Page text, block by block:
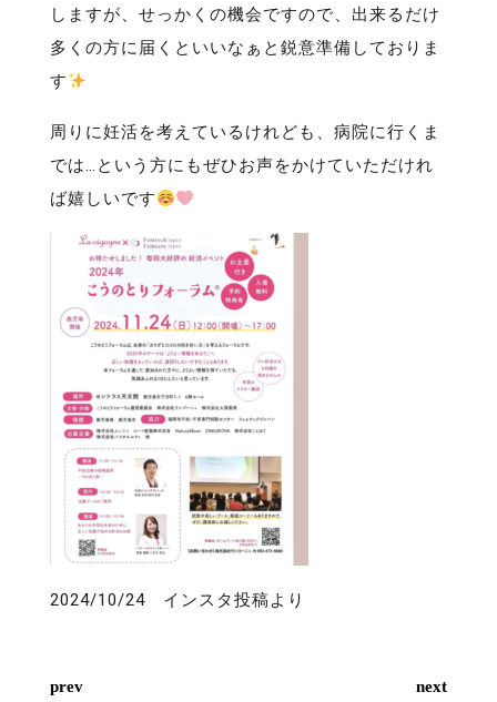
しますが、せっかくの機会ですので、出来るだけ
多くの方に届くといいなぁと鋭意準備しておりま
す
周りに妊活を考えているけれども、病院に行くま
では…という方にもぜひお声をかけていただけれ
ば嬉しいです
2024/10/24 インスタ投稿より
prev next